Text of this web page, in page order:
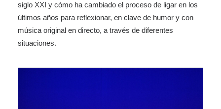
siglo XXI y cómo ha cambiado el proceso de ligar en los
últimos años para reflexionar, en clave de humor y con
música original en directo, a través de diferentes
situaciones.